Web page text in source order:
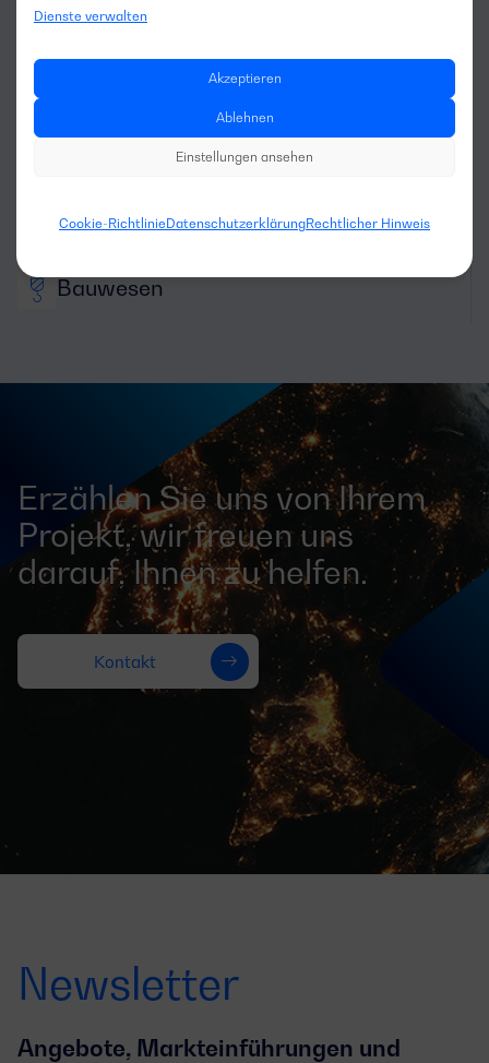
Dienste verwalten
Akzeptieren
Ablehnen
Einstellungen ansehen
Cookie-RichtlinieDatenschutzerklärungRechtlicher Hinweis
Maschinenvermietung
Bauwesen
Erzählen Sie uns von Ihrem
Projekt, wir freuen uns
darauf, Ihnen zu helfen.
Kontakt
Newsletter
Angebote, Markteinführungen und